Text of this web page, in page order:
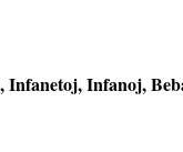
Infanoj,